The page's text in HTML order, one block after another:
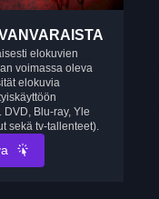
elokuvien
voimassa oleva
elokuvia
Blu-ray, Yle
sekä tv-tallenteet).